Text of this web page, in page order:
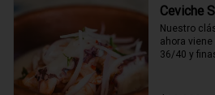
*El peso
en su
Ceviche
Nuestro
ahora
36/40 y